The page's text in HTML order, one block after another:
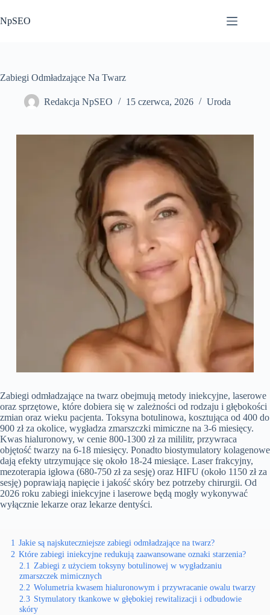
do
treści
NpSEO
Zabiegi Odmładzające Na Twarz
Redakcja NpSEO 15 czerwca, 2026 Uroda
Zabiegi odmładzające na twarz obejmują metody iniekcyjne, laserowe
oraz sprzętowe, które dobiera się w zależności od rodzaju i głębokości
zmian oraz wieku pacjenta. Toksyna botulinowa, kosztująca od 400 do
900 zł za okolice, wygładza zmarszczki mimiczne na 3-6 miesięcy.
Kwas hialuronowy, w cenie 800-1300 zł za mililitr, przywraca
objętość twarzy na 6-18 miesięcy. Ponadto biostymulatory kolagenowe
dają efekty utrzymujące się około 18-24 miesiące. Laser frakcyjny,
mezoterapia igłowa (680-750 zł za sesję) oraz HIFU (około 1150 zł za
sesję) poprawiają napięcie i jakość skóry bez potrzeby chirurgii. Od
2026 roku zabiegi iniekcyjne i laserowe będą mogły wykonywać
wyłącznie lekarze oraz lekarze dentyści.
1 Jakie są najskuteczniejsze zabiegi odmładzające na twarz?
2 Które zabiegi iniekcyjne redukują zaawansowane oznaki starzenia?
2.1 Zabiegi z użyciem toksyny botulinowej w wygładzaniu
zmarszczek mimicznych
2.2 Wolumetria kwasem hialuronowym i przywracanie owalu twarzy
2.3 Stymulatory tkankowe w głębokiej rewitalizacji i odbudowie
skóry